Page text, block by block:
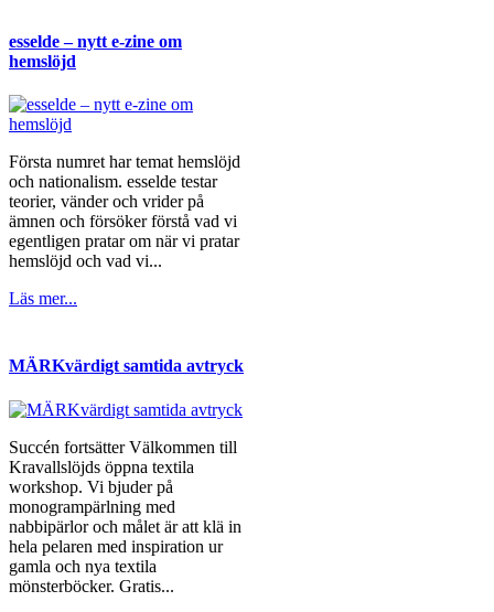
esselde – nytt e-zine om
hemslöjd
Första numret har temat hemslöjd
och nationalism. esselde testar
teorier, vänder och vrider på
ämnen och försöker förstå vad vi
egentligen pratar om när vi pratar
hemslöjd och vad vi...
Läs mer...
MÄRKvärdigt samtida avtryck
Succén fortsätter Välkommen till
Kravallslöjds öppna textila
workshop. Vi bjuder på
monogrampärlning med
nabbipärlor och målet är att klä in
hela pelaren med inspiration ur
gamla och nya textila
mönsterböcker. Gratis...